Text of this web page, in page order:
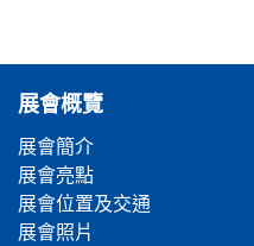
展會概覽
展會簡介
展會亮點
展會位置及交通
展會照片